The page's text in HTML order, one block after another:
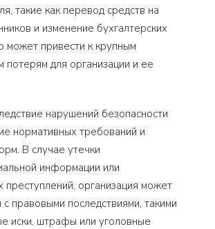
такие как перевод средств на
и изменение бухгалтерских
может привести к крупным
потерям для организации и ее
нарушений безопасности
нормативных требований и
В случае утечки
информации или
преступлений, организация может
с правовыми последствиями, такими
иски, штрафы или уголовные